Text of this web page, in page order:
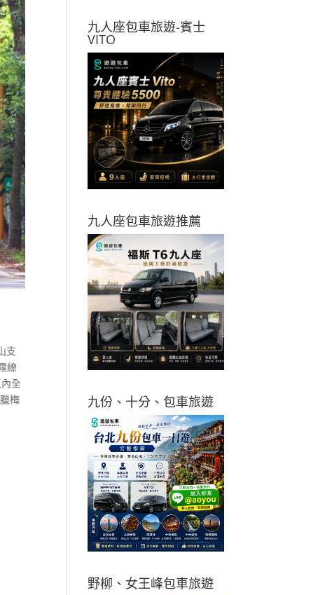
支
繚
全
梅
九人座包車旅遊-賓士
VITO
九人座包車旅遊推薦
九份、十分、包車旅遊
野柳、女王峰包車旅遊